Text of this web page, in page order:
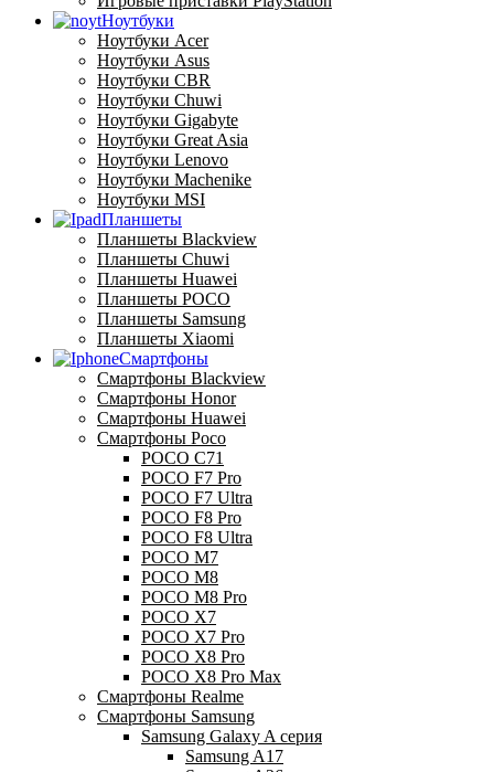
Ноутбуки
Ноутбуки Acer
Ноутбуки Asus
Ноутбуки CBR
Ноутбуки Chuwi
Ноутбуки Gigabyte
Ноутбуки Great Asia
Ноутбуки Lenovo
Ноутбуки Machenike
Ноутбуки MSI
Планшеты
Планшеты Blackview
Планшеты Chuwi
Планшеты Huawei
Планшеты POCO
Планшеты Samsung
Планшеты Xiaomi
Смартфоны
Смартфоны Blackview
Смартфоны Honor
Смартфоны Huawei
Смартфоны Poco
POCO C71
POCO F7 Pro
POCO F7 Ultra
POCO F8 Pro
POCO F8 Ultra
POCO M7
POCO M8
POCO M8 Pro
POCO X7
POCO X7 Pro
POCO X8 Pro
POCO X8 Pro Max
Смартфоны Realme
Смартфоны Samsung
Samsung Galaxy A серия
Samsung A17